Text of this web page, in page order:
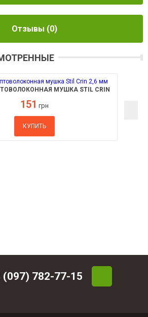
Отзывы (0)
МУШКА STIL CRIN
151 грн
КУПИТЬ
(097) 782-77-15